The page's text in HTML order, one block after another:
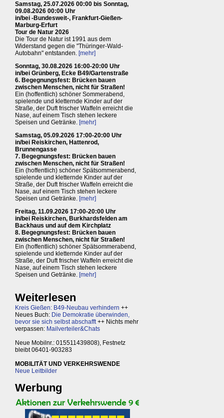
Samstag, 25.07.2026 00:00 bis Sonntag,
09.08.2026 00:00 Uhr
in/bei -Bundesweit-, Frankfurt-Gießen-
Marburg-Erfurt
Tour de Natur 2026
Die Tour de Natur ist 1991 aus dem
Widerstand gegen die "Thüringer-Wald-
Autobahn" entstanden. [mehr]
Sonntag, 30.08.2026 16:00-20:00 Uhr
in/bei Grünberg, Ecke B49/Gartenstraße
6. Begegnungsfest: Brücken bauen
zwischen Menschen, nicht für Straßen!
Ein (hoffentlich) schöner Sommerabend,
spielende und kletternde Kinder auf der
Straße, der Duft frischer Waffeln erreicht die
Nase, auf einem Tisch stehen leckere
Speisen und Getränke. [mehr]
Samstag, 05.09.2026 17:00-20:00 Uhr
in/bei Reiskirchen, Hattenrod,
Brunnengasse
7. Begegnungsfest: Brücken bauen
zwischen Menschen, nicht für Straßen!
Ein (hoffentlich) schöner Spätsommerabend,
spielende und kletternde Kinder auf der
Straße, der Duft frischer Waffeln erreicht die
Nase, auf einem Tisch stehen leckere
Speisen und Getränke. [mehr]
Freitag, 11.09.2026 17:00-20:00 Uhr
in/bei Reiskirchen, Burkhardsfelden am
Backhaus und auf dem Kirchplatz
8. Begegnungsfest: Brücken bauen
zwischen Menschen, nicht für Straßen!
Ein (hoffentlich) schöner Spätsommerabend,
spielende und kletternde Kinder auf der
Straße, der Duft frischer Waffeln erreicht die
Nase, auf einem Tisch stehen leckere
Speisen und Getränke. [mehr]
Weiterlesen
Kreis Gießen: B49-Neubau verhindern ++
Neues Buch: Die Demokratie überwinden,
bevor sie sich selbst abschafft++ Nichts mehr
verpassen: Mailverteiler&Chats
Neue Mobilnr.: 015511439808), Festnetz
bleibt 06401-903283
MOBILITÄT UND VERKEHRSWENDE
Neue Leitbilder
Werbung